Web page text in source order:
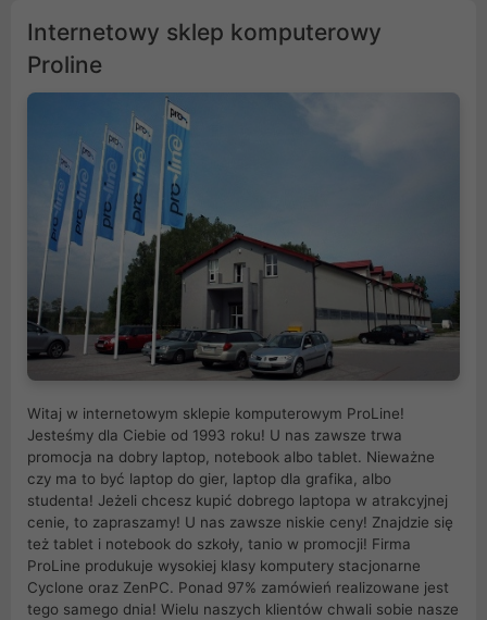
Internetowy sklep komputerowy
Proline
Witaj w internetowym sklepie komputerowym ProLine!
Jesteśmy dla Ciebie od 1993 roku! U nas zawsze trwa
promocja na dobry laptop, notebook albo tablet. Nieważne
czy ma to być laptop do gier, laptop dla grafika, albo
studenta! Jeżeli chcesz kupić dobrego laptopa w atrakcyjnej
cenie, to zapraszamy! U nas zawsze niskie ceny! Znajdzie się
też tablet i notebook do szkoły, tanio w promocji! Firma
ProLine produkuje wysokiej klasy komputery stacjonarne
Cyclone oraz ZenPC. Ponad 97% zamówień realizowane jest
tego samego dnia! Wielu naszych klientów chwali sobie nasze